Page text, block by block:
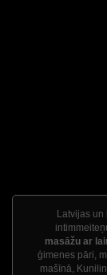
Latvijas un
masāžu ar
ģimenes pāri,
mašīnā,